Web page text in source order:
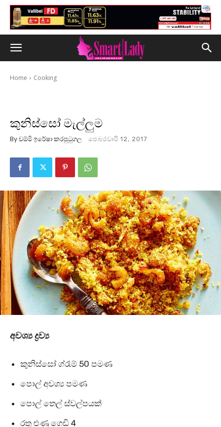
Home Cooking
කුනිස්සෝ මැල්ලුම
By චම්මි ඉරේෂා කරපුටුගල පෙබරවාරි 12, 2017
අවශ්‍ය ද්‍රව්‍ය
කුනිස්සෝ ග්රෑම් 50 පමණ
පොල් අවශ්‍ය පමණ
පොල් තෙල් ස්වල්පයක්
රතු ළුණු ගෙඩි 4